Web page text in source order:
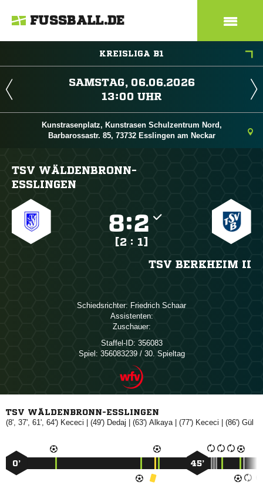
FUSSBALL.DE
KREISLIGA B1
 
 
Kunstrasenplatz, Kunstrasen Schulzentrum Nord,
Barbarossastr. 85, 73732 Esslingen am Neckar
TSV WÄLDENBRONN-
ESSLINGEN
:
[2 : 1]
TSV BERKHEIM II
Schiedsrichter:  
Assistenten:
Zuschauer:
Staffel-ID: 356083
Spiel: 356083239 / 30. Spieltag
TSV WÄLDENBRONN-ESSLINGEN
(8', 37', 61', 64')  | (49')  | (63') | (77')  | (86') 
0’ 45’